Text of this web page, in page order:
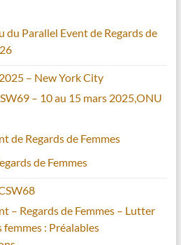
du Parallel Event de Regards de
– New York City
– 10 au 15 mars 2025,ONU
de Regards de Femmes
de Femmes
– Regards de Femmes – Lutter
: Préalables